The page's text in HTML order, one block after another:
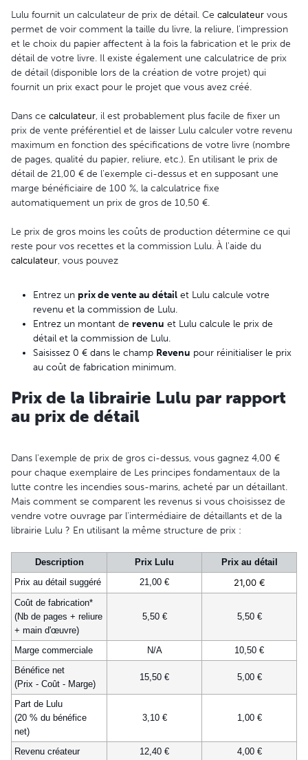
Lulu fournit un calculateur de prix de détail. Ce calculateur vous
permet de voir comment la taille du livre, la reliure, l'impression
et le choix du papier affectent à la fois la fabrication et le prix de
détail de votre livre. Il existe également une calculatrice de prix
de détail (disponible lors de la création de votre projet) qui
fournit un prix exact pour le projet que vous avez créé.
Dans ce calculateur, il est probablement plus facile de fixer un
prix de vente préférentiel et de laisser Lulu calculer votre revenu
maximum en fonction des spécifications de votre livre (nombre
de pages, qualité du papier, reliure, etc.). En utilisant le prix de
détail de 21,00 € de l'exemple ci-dessus et en supposant une
marge bénéficiaire de 100 %, la calculatrice fixe
automatiquement un prix de gros de 10,50 €.
Le prix de gros moins les coûts de production détermine ce qui
reste pour vos recettes et la commission Lulu. À l'aide du
calculateur, vous pouvez
Entrez un prix de vente au détail et Lulu calcule votre
revenu et la commission de Lulu.
Entrez un montant de revenu et Lulu calcule le prix de
détail et la commission de Lulu.
Saisissez 0 € dans le champ Revenu pour réinitialiser le prix
au coût de fabrication minimum.
Prix de la librairie Lulu par rapport
au prix de détail
Dans l'exemple de prix de gros ci-dessus, vous gagnez 4,00 €
pour chaque exemplaire de Les principes fondamentaux de la
lutte contre les incendies sous-marins, acheté par un détaillant.
Mais comment se comparent les revenus si vous choisissez de
vendre votre ouvrage par l'intermédiaire de détaillants et de la
librairie Lulu ? En utilisant la même structure de prix :
Description Prix Lulu
Prix au détail
Prix au détail suggéré
21,00 € 21,00 €
Coût de fabrication*
(Nb de pages + reliure
+ main d'œuvre)
5,50 € 5,50 €
Marge commerciale N/A
10,50 €
Bénéfice net
(Prix - Coût - Marge)
15,50 € 5,00 €
Part de Lulu
(20 % du bénéfice
net)
3,10 € 1,00 €
Revenu créateur 12,40 € 4,00 €